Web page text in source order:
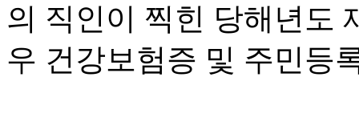
의 직인이 찍힌 당해년도
우 건강보험증 및 주민등